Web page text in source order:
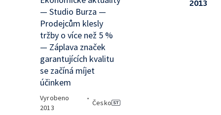
— Studio Burza —
Prodejcům klesly
tržby o více než 5 %
— Záplava značek
garantujících kvalitu
se začíná míjet
účinkem
Vyrobeno
2013
•
Česko
2013